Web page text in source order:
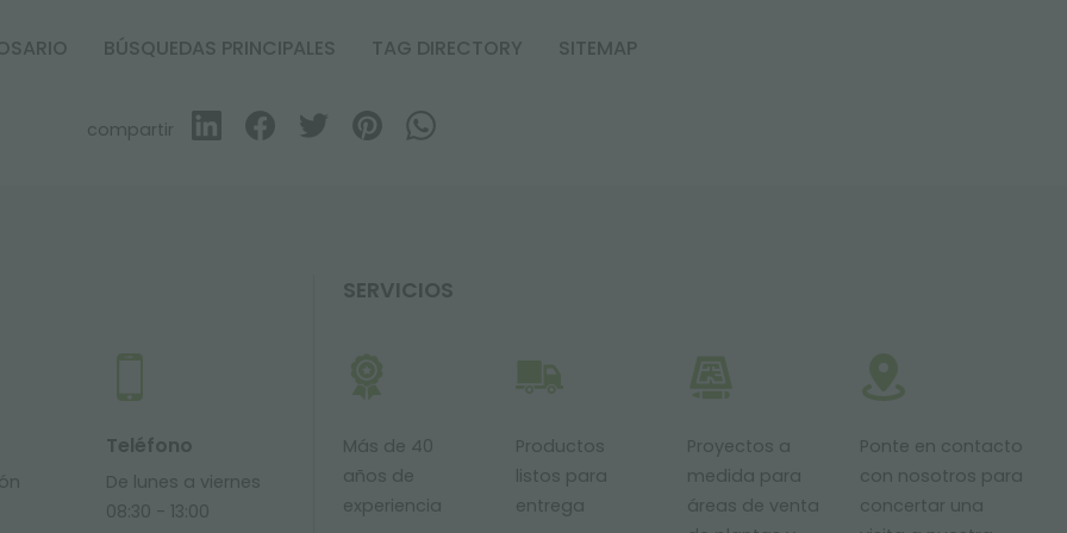
BÚSQUEDAS PRINCIPALES TAG DIRECTORY SITEMAP
compartir
Teléfono
De lunes a viernes
08:30 - 13:00
SERVICIOS
Más de 40
años de
experiencia
Productos
listos para
entrega
Proyectos a
medida para
áreas de venta
Ponte en contacto
con nosotros para
concertar una